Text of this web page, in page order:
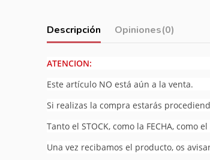
Descripción Opiniones(0)
ATENCION:
Este artículo NO está aún a la venta.
Si realizas la compra estarás
Tanto el STOCK, como la FECHA, como el
Una vez recibamos el producto, os